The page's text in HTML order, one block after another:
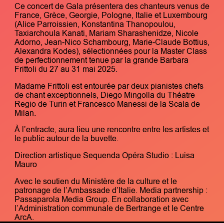
Ce concert de Gala présentera des chanteurs venus de
France, Grèce, Georgie, Pologne, Italie et Luxembourg
(Alice Parroissien, Konstantina Thanopoulou,
Taxiarchoula Kanati, Mariam Sharashenidze, Nicole
Adorno, Jean-Nico Schambourg, Marie-Claude Bottius,
Alexandra Kodes), sélectionnées pour la Master Class
de perfectionnement tenue par la grande Barbara
Frittoli du 27 au 31 mai 2025.
Madame Frittoli est entourée par deux pianistes chefs
de chant exceptionnels, Diego Mingolla du Théatre
Regio de Turin et Francesco Manessi de la Scala de
Milan.
À l’entracte, aura lieu une rencontre entre les artistes et
le public autour de la buvette.
Direction artistique Sequenda Opéra Studio : Luisa
Mauro
Avec le soutien du Ministère de la culture et le
patronage de l’Ambassade d’Italie. Media partnership :
Passaparola Media Group. En collaboration avec
l’Administration communale de Bertrange et le Centre
ArcA.